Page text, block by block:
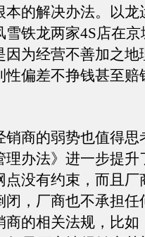
的解决办法。以龙
雪铁龙两家4S店在
因为经营不善加之地
偏差不挣钱甚至赔
商的弱势也值得思
理办法》进一步提升
没有约束，而且厂
，厂商也不承担任
商的相关法规，比如